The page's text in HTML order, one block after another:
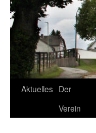
Zum
Aktuelles Der
Verein